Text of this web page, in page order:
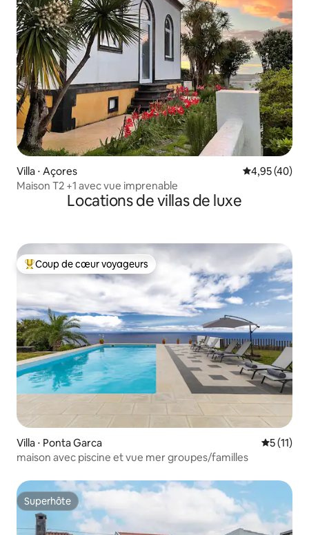
Villa ⋅ Açores Évaluation
4,95 (40)
Maison T2 +1 avec vue imprenable
Locations de villas de luxe
Coups de cœur voyageurs les plus appréciés
Coup de cœur voyageurs
Villa ⋅ Ponta Garca
5 (11)
maison avec piscine et vue mer groupes/familles
Superhôte
Superhôte